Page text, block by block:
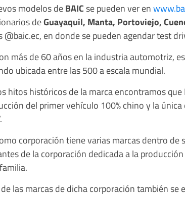
modelos deBAICse pueden ver en
deGuayaquil, Manta, Portoviejo,
@baic.ec, en donde se pueden agendar test
más de 60 años en la industria automotriz,
ubicada entre las 500 a escala mundial.
hitos históricos de la marca encontramos que
del primer vehículo 100% chino y la
corporación tiene varias marcas dentro
de la corporación dedicada a la
las marcas de dicha corporación también se